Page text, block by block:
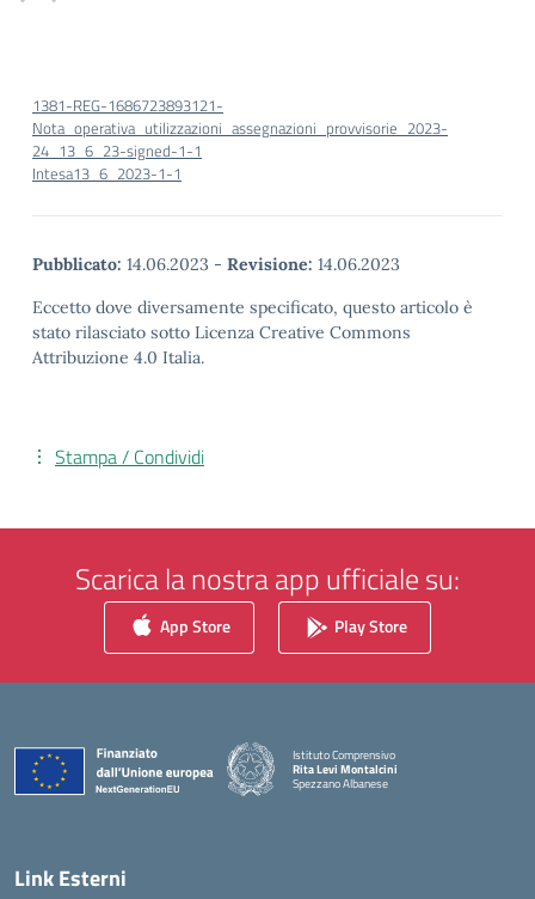
1381-REG-1686723893121-
Nota_operativa_utilizzazioni_assegnazioni_provvisorie_2023-
24_13_6_23-signed-1-1
Intesa13_6_2023-1-1
Pubblicato: 14.06.2023 - Revisione: 14.06.2023
Eccetto dove diversamente specificato, questo articolo è
stato rilasciato sotto Licenza Creative Commons
Attribuzione 4.0 Italia.
Stampa / Condividi
Scarica la nostra app ufficiale su:
App Store Play Store
Istituto Comprensivo
Rita Levi Montalcini
Spezzano Albanese
— Visita la pagina iniziale della scuola
Link Esterni